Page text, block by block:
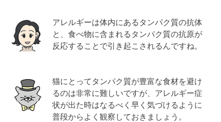
アレルギーは体内にあるタンパク質の抗体
と、食べ物に含まれるタンパク質の抗原が
反応することで引き起こされるんですね。
猫にとってタンパク質が豊富な食材を避け
るのは非常に難しいですが、アレルギー症
状が出た時はなるべく早く気づけるように
普段からよく観察しておきましょう。